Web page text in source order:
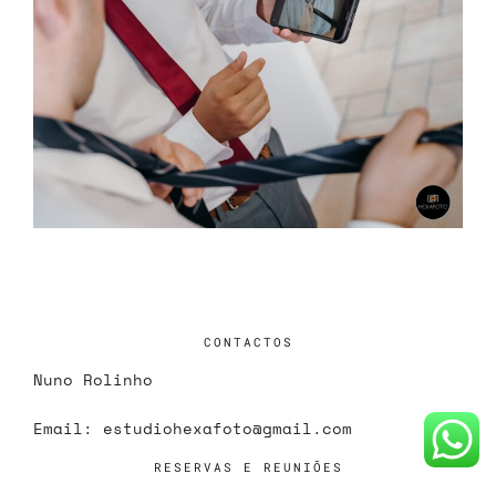
CONTACTOS
Nuno Rolinho
Email: estudiohexafoto@gmail.com
RESERVAS E REUNIÕES